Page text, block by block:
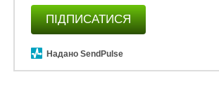
ПІДПИСАТИСЯ
Надано SendPulse